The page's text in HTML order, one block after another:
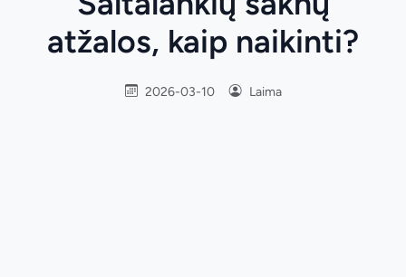
atžalos, kaip naikinti?
2026-03-10 Laima